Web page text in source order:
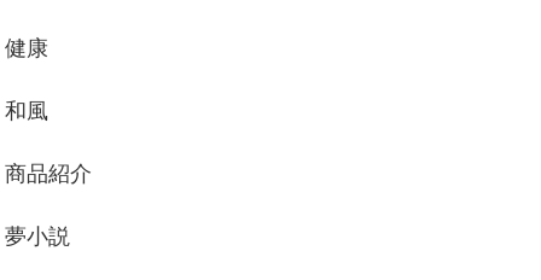
健康
和風
商品紹介
夢小説